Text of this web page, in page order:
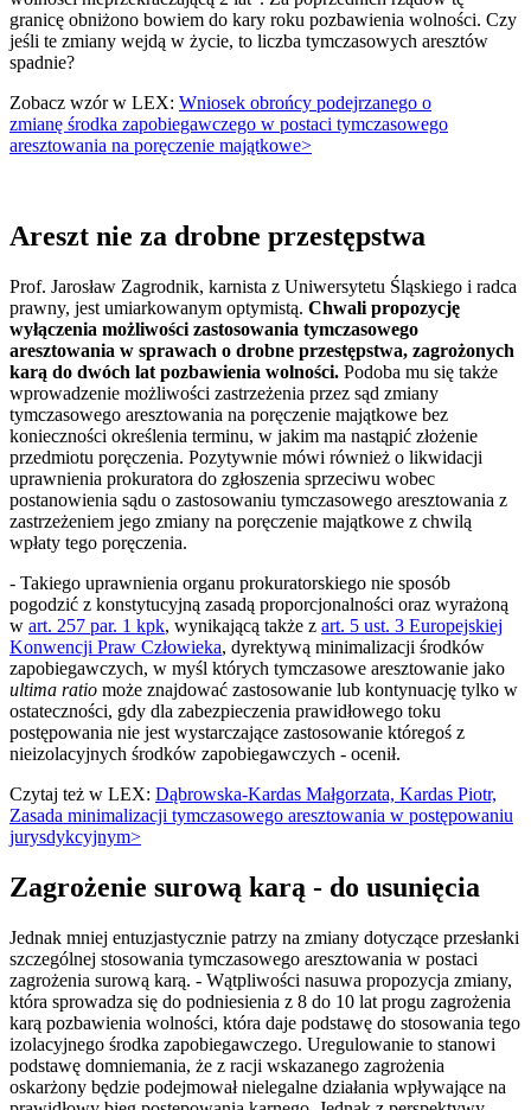
granicę obniżono bowiem do kary roku pozbawienia wolności. Czy
jeśli te zmiany wejdą w życie, to liczba tymczasowych aresztów
spadnie?
Zobacz wzór w LEX: Wniosek obrońcy podejrzanego o
zmianę środka zapobiegawczego w postaci tymczasowego
aresztowania na poręczenie majątkowe>
Areszt nie za drobne przestępstwa
Prof. Jarosław Zagrodnik, karnista z Uniwersytetu Śląskiego i radca
prawny, jest umiarkowanym optymistą. Chwali propozycję
wyłączenia możliwości zastosowania tymczasowego
aresztowania w sprawach o drobne przestępstwa, zagrożonych
karą do dwóch lat pozbawienia wolności. Podoba mu się także
wprowadzenie możliwości zastrzeżenia przez sąd zmiany
tymczasowego aresztowania na poręczenie majątkowe bez
konieczności określenia terminu, w jakim ma nastąpić złożenie
przedmiotu poręczenia. Pozytywnie mówi również o likwidacji
uprawnienia prokuratora do zgłoszenia sprzeciwu wobec
postanowienia sądu o zastosowaniu tymczasowego aresztowania z
zastrzeżeniem jego zmiany na poręczenie majątkowe z chwilą
wpłaty tego poręczenia.
- Takiego uprawnienia organu prokuratorskiego nie sposób
pogodzić z konstytucyjną zasadą proporcjonalności oraz wyrażoną
w art. 257 par. 1 kpk, wynikającą także z art. 5 ust. 3 Europejskiej
Konwencji Praw Człowieka, dyrektywą minimalizacji środków
zapobiegawczych, w myśl których tymczasowe aresztowanie jako
ultima ratio może znajdować zastosowanie lub kontynuację tylko w
ostateczności, gdy dla zabezpieczenia prawidłowego toku
postępowania nie jest wystarczające zastosowanie któregoś z
nieizolacyjnych środków zapobiegawczych - ocenił.
Czytaj też w LEX: Dąbrowska-Kardas Małgorzata, Kardas Piotr,
Zasada minimalizacji tymczasowego aresztowania w postępowaniu
jurysdykcyjnym>
Zagrożenie surową karą - do usunięcia
Jednak mniej entuzjastycznie patrzy na zmiany dotyczące przesłanki
szczególnej stosowania tymczasowego aresztowania w postaci
zagrożenia surową karą. - Wątpliwości nasuwa propozycja zmiany,
która sprowadza się do podniesienia z 8 do 10 lat progu zagrożenia
karą pozbawienia wolności, która daje podstawę do stosowania tego
izolacyjnego środka zapobiegawczego. Uregulowanie to stanowi
podstawę domniemania, że z racji wskazanego zagrożenia
oskarżony będzie podejmował nielegalne działania wpływające na